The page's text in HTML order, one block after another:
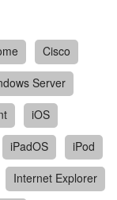
Cisco
Server
iOS
iPadOS
iPod
Internet Explorer